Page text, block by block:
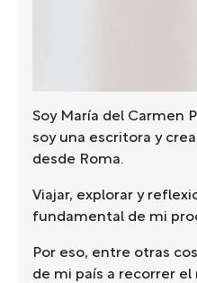
Soy María del Carmen
soy una escritora y
desde Roma.
Viajar, explorar y
fundamental de mi
Por eso, entre otras
de mi país a recorrer el